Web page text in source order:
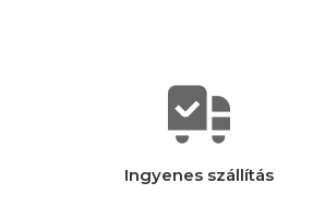
Ingyenes szállítás